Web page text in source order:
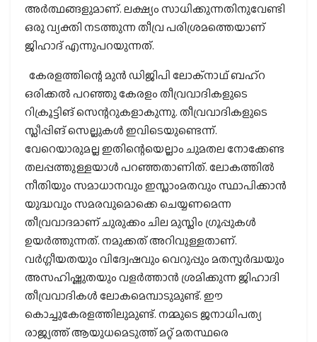
അര്‍ത്ഥങ്ങളുമാണ്. ലക്ഷ്യം സാധിക്കുന്നതിനുവേണ്ടി
ഒരു വ്യക്തി നടത്തുന്ന തീവ്ര പരിശ്രമത്തെയാണ്
ജിഹാദ് എന്നുപറയുന്നത്.
കേരളത്തിന്റെ മുന്‍ ഡിജിപി ലോക്നാഥ് ബഹ്റ
ഒരിക്കല്‍ പറഞ്ഞു കേരളം തീവ്രവാദികളുടെ
റിക്രൂട്ടിങ് സെന്ററുകളാകുന്നു. തീവ്രവാദികളുടെ
സ്ലീപ്പിങ് സെല്ലുകള്‍ ഇവിടെയുണ്ടെന്ന്.
വേറെയാരുമല്ല ഇതിന്റെയെല്ലാം ചുമതല നോക്കേണ്ട
തലപ്പത്തുള്ളയാള്‍ പറഞ്ഞതാണിത്. ലോകത്തില്‍
നീതിയും സമാധാനവും ഇസ്ലാംമതവും സ്ഥാപിക്കാന്‍
യുദ്ധവും സമരവുമൊക്കെ ചെയ്യണമെന്ന
തീവ്രവാദമാണ് ചുരുക്കം ചില മുസ്ലിം ഗ്രൂപ്പുകള്‍
ഉയര്‍ത്തുന്നത്. നമുക്കത് അറിവുള്ളതാണ്.
വര്‍ഗ്ഗീയതയും വിദ്വേഷവും വെറുപ്പും മതസ്പര്‍ദ്ധയും
അസഹിഷ്ണുതയും വളര്‍ത്താന്‍ ശ്രമിക്കുന്ന ജിഹാദി
തീവ്രവാദികള്‍ ലോകമെമ്പാടുമുണ്ട്. ഈ
കൊച്ചുകേരളത്തിലുമുണ്ട്. നമ്മുടെ ജനാധിപത്യ
രാജ്യത്ത് ആയുധമെടുത്ത് മറ്റ് മതസ്ഥരെ